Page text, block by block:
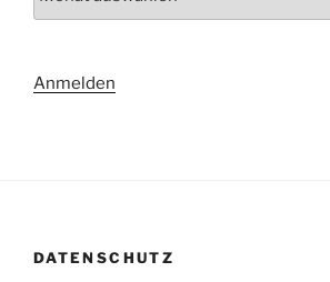
Anmelden
DATENSCHUTZ